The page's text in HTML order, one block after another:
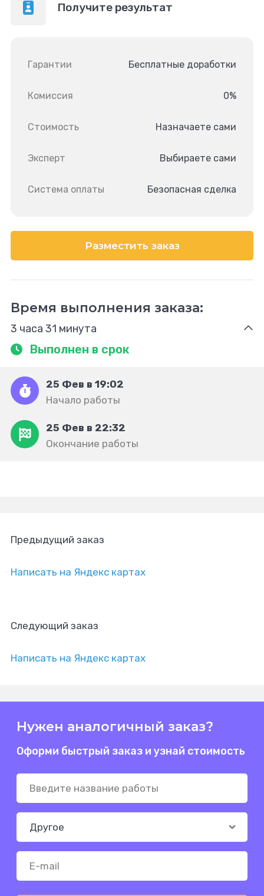
Получите результат
Гарантии Бесплатные доработки
Комиссия 0%
Стоимость Назначаете сами
Эксперт Выбираете сами
Система оплаты Безопасная сделка
Разместить заказ
Время выполнения заказа:
3 часа 31 минута
Выполнен в срок
25 Фев в 19:02
Начало работы
25 Фев в 22:32
Окончание работы
Предыдущий заказ
Написать на Яндекс картах
Следующий заказ
Написать на Яндекс картах
Нужен аналогичный заказ?
Оформи быстрый заказ и узнай стоимость